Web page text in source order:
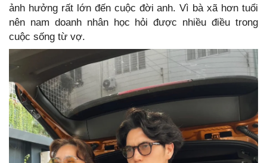
ảnh hưởng rất lớn đến cuộc đời anh. Vì bà xã hơn tuổi
nên nam doanh nhân học hỏi được nhiều điều trong
cuộc sống từ vợ.